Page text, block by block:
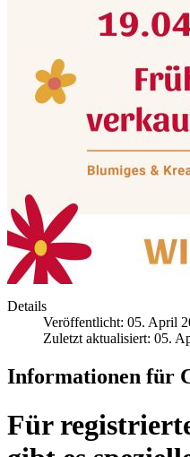
Details
Veröffentlicht: 05. April
Zuletzt aktualisiert: 05.
Informationen für
Für